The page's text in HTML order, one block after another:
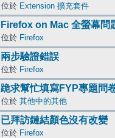
位於 Extension 擴充套件
Firefox on Mac 全螢幕問
位於 Firefox
兩步驗證錯誤
位於 Firefox
跪求幫忙填寫FYP專題問
位於 其他中的其他
已拜訪鏈結顏色沒有改變
位於 Firefox